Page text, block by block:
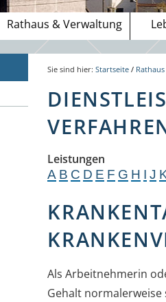
Rathaus & Verwaltung
Sie sind hier:Startseite /
Leistungen
A B C D E F G H I J
Als Arbeitnehmerin
Gehalt normalerweise